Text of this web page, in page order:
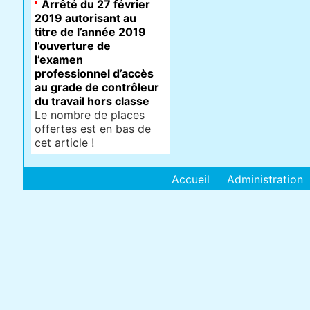
Arrêté du 27 février
2019 autorisant au
titre de l’année 2019
l’ouverture de
l’examen
professionnel d’accès
au grade de contrôleur
du travail hors classe
Le nombre de places
offertes est en bas de
cet article !
Accueil Administration